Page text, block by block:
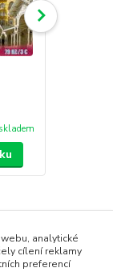
skladem
analytické
cílení reklamy
preferencí